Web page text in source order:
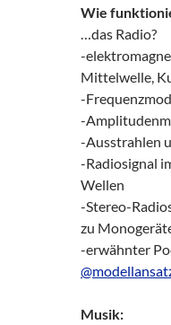
Wie
…das Radio?
-
Mittelwelle,
-
-
-Ausstrahlen
-Radiosignal
Wellen
-Stereo-
zu
-erwähnter
Musik: